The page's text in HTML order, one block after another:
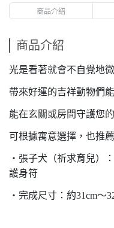
商品介紹
商品介紹
光是看著就會不自覺地
帶來好運的吉祥動物們
能在玄關或房間守護您
可根據寓意選擇，也推
・張子犬（祈求育兒）
護身符
・完成尺寸：約31cm〜